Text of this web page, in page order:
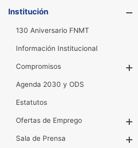
Institución
130 Aniversario FNMT
Información Institucional
Compromisos
Agenda 2030 y ODS
Estatutos
Ofertas de Emprego
Sala de Prensa